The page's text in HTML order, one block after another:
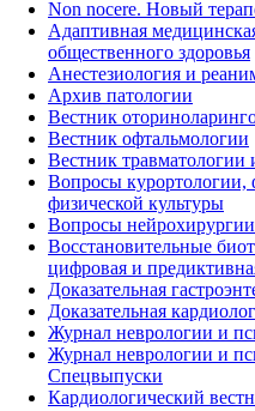
Non nocere. Новый
Адаптивная
общественного здоровья
Анестезиология и
Архив патологии
Вестник
Вестник офтальмологии
Вестник
Вопросы курортологии,
физической культуры
Вопросы
Восстановительные
цифровая и
Доказательная
Доказательная
Журнал неврологии и
Журнал неврологии и
Спецвыпуски
Кардиологический